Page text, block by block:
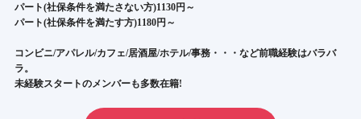
パート(社保条件を満たさない方)1130円～
パート(社保条件を満たす方)1180円～
コンビニ/アパレル/カフェ/居酒屋/ホテル/事務・・・など前職経験はバラバ
ラ。
未経験スタートのメンバーも多数在籍!